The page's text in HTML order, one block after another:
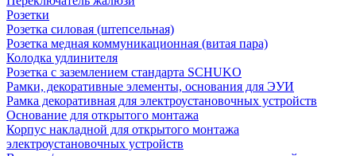
Розетки
Розетка силовая (штепсельная)
Розетка медная коммуникационная (витая пара)
Колодка удлинителя
Розетка с заземлением стандарта SCHUKO
Рамки, декоративные элементы, основания для ЭУИ
Рамка декоративная для электроустановочных устройств
Основание для открытого монтажа
Корпус накладной для открытого монтажа
электроустановочных устройств